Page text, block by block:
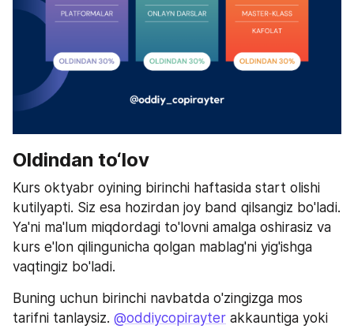
Oldindan to‘lov
Kurs oktyabr oyining birinchi haftasida start olishi
kutilyapti. Siz esa hozirdan joy band qilsangiz bo'ladi.
Ya'ni ma'lum miqdordagi to'lovni amalga oshirasiz va
kurs e'lon qilingunicha qolgan mablag'ni yig'ishga
vaqtingiz bo'ladi.
Buning uchun birinchi navbatda o'zingizga mos
tarifni tanlaysiz. @oddiycopirayter